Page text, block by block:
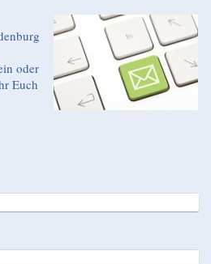
oder
Euch